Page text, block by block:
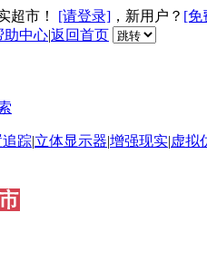
超市！ [请登录] ，新用户？ [免
助中心|返回首页
踪|立体显示器|增强现实|虚拟